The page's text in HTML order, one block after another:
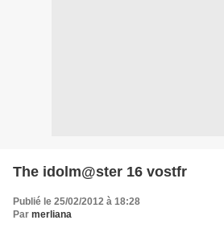
The idolm@ster 16 vostfr
Publié le 25/02/2012 à 18:28
Par merliana